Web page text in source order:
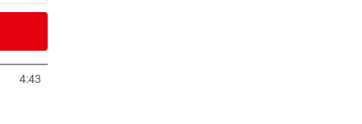
4:43
Tab öffnen
neuem Tab öffnen